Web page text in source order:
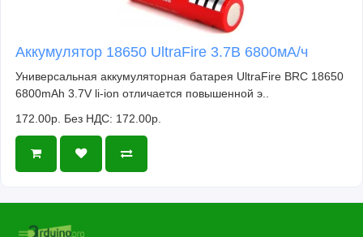
Аккумулятор 18650 UltraFire 3.7В 6800мА/ч
Универсальная аккумуляторная батарея UltraFire BRC 18650
6800mAh 3.7V li-ion отличается повышенной э..
172.00р. Без НДС: 172.00р.